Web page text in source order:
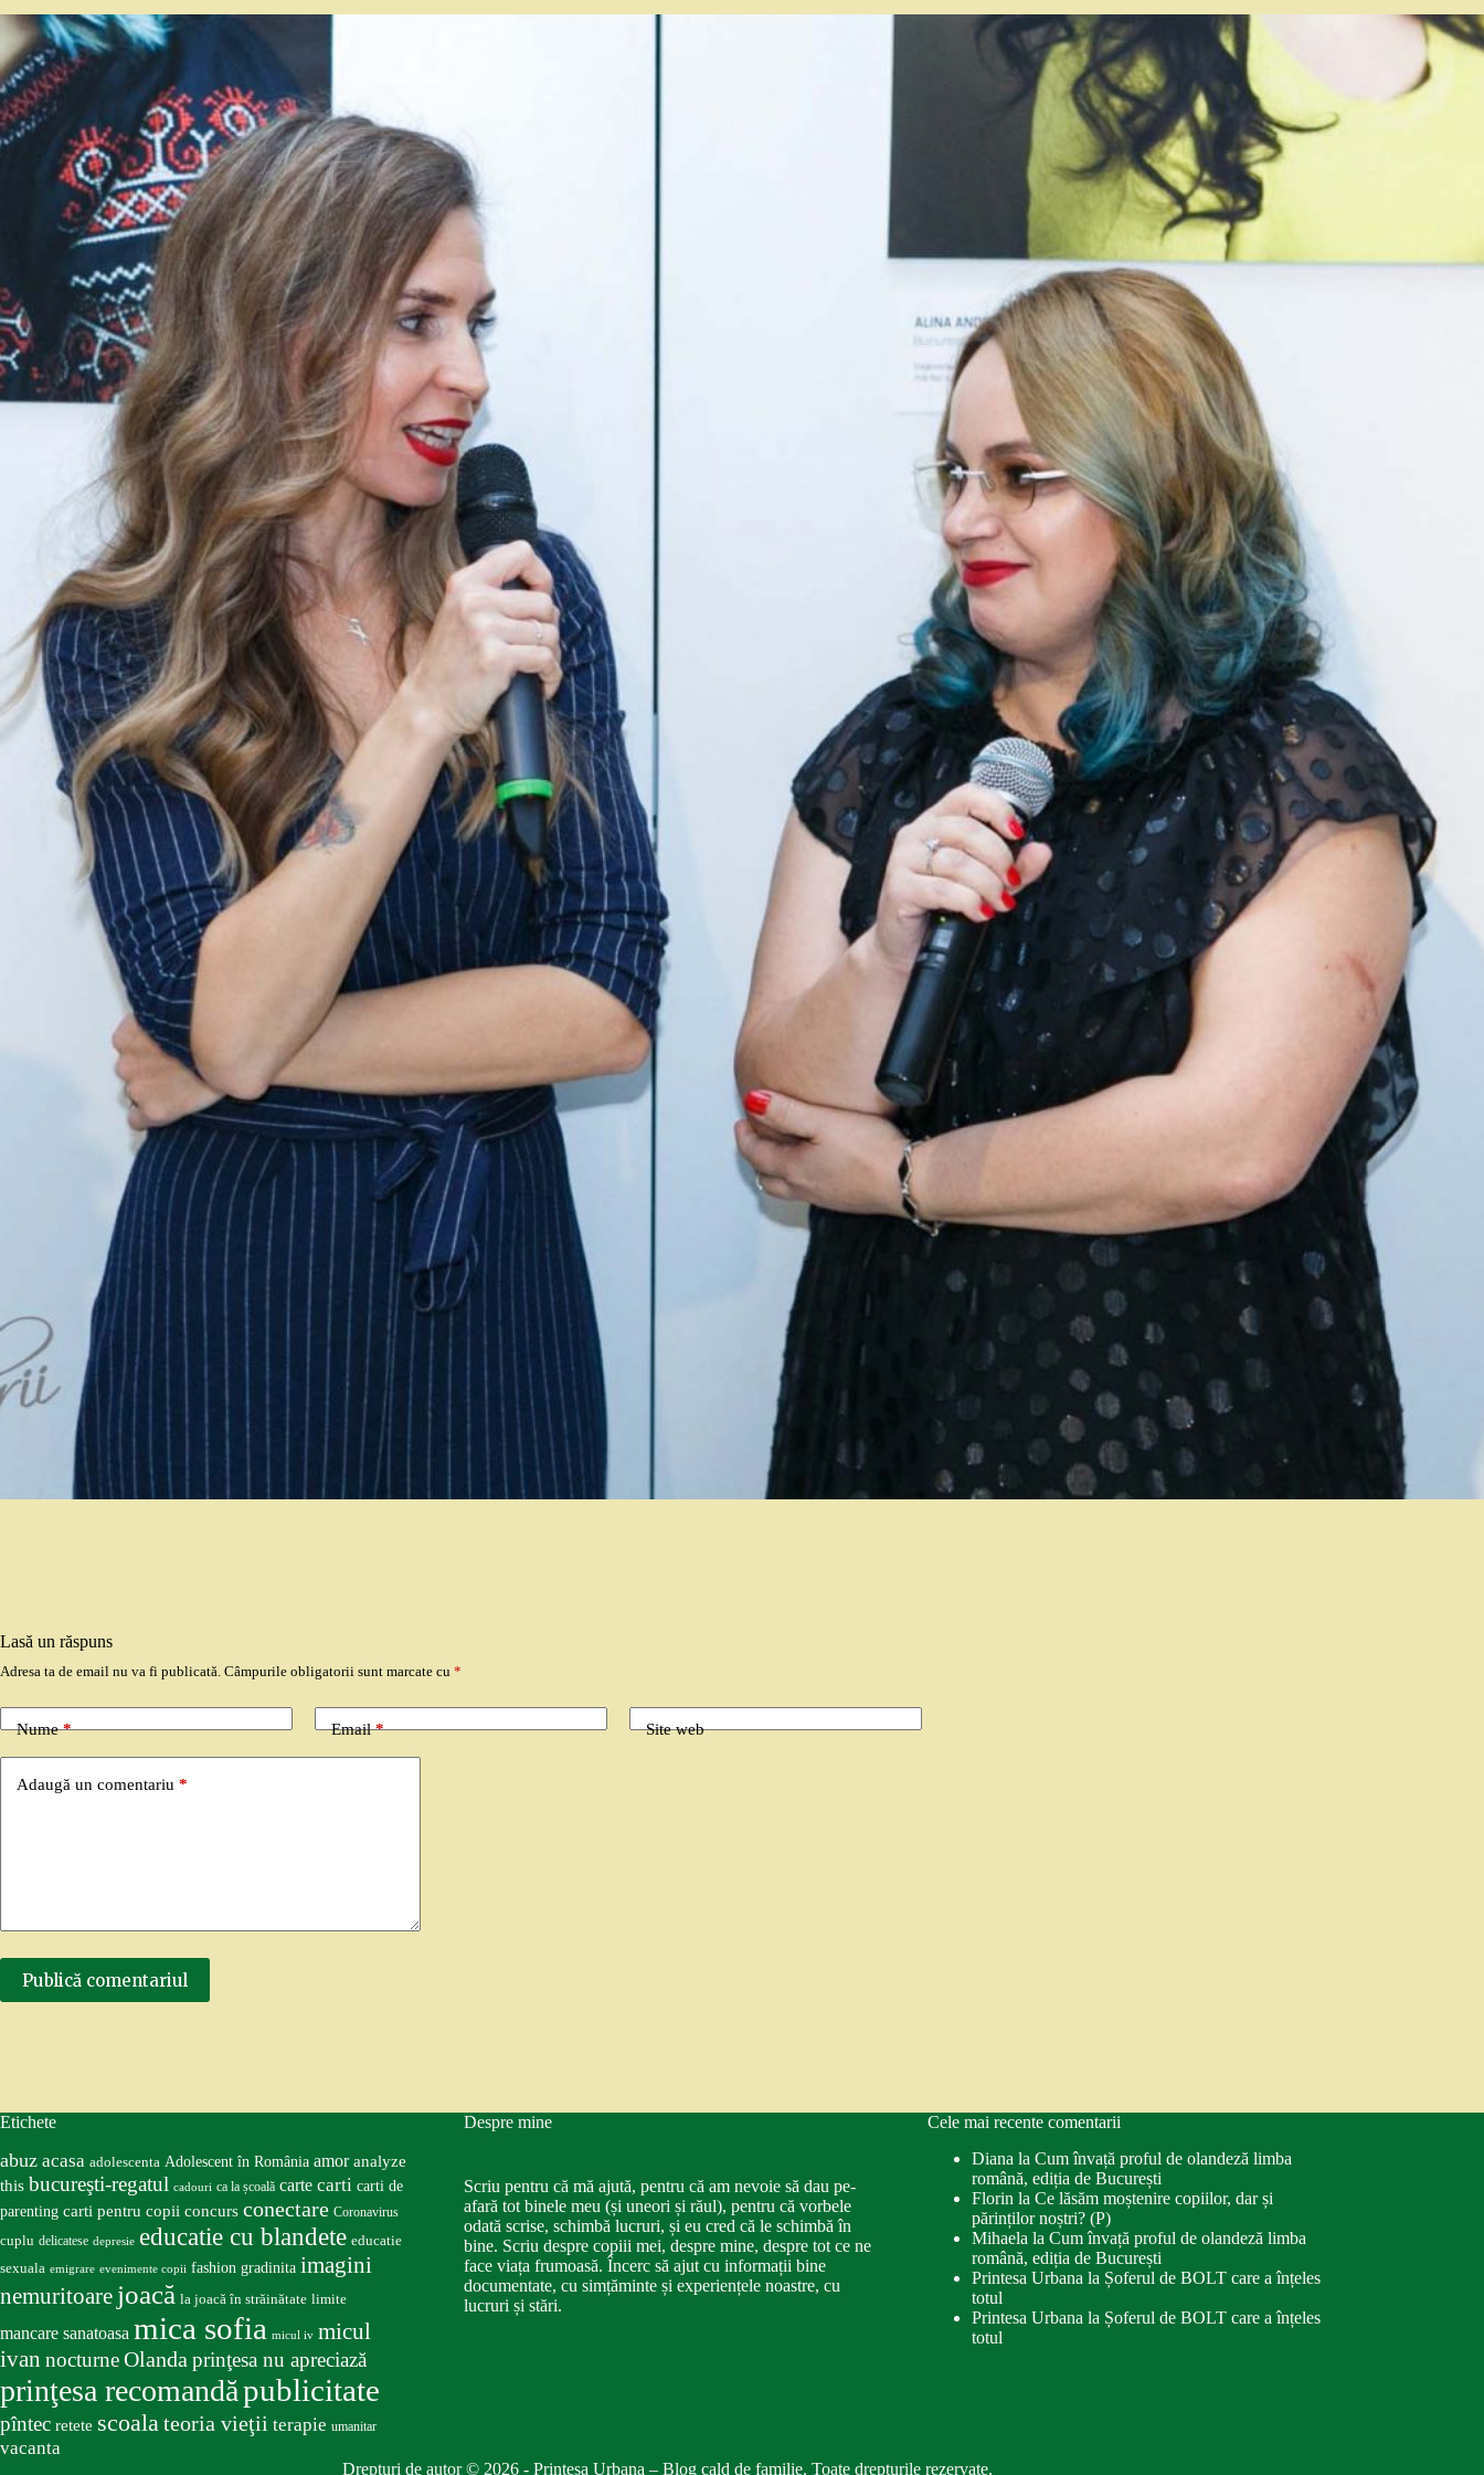
Lasă un răspuns
Adresa ta de email nu va fi publicată. Câmpurile obligatorii sunt marcate cu *
Nume* Email* Site web
Adaugă un comentariu *
Publică comentariul
Etichete
abuz acasa adolescenta Adolescent în România amor analyze
this bucureşti-regatul cadouri ca la școală carte carti carti de
parenting carti pentru copii concurs conectare Coronavirus
cuplu delicatese depresie educatie cu blandete educatie
sexuala emigrare evenimente copii fashion gradinita imagini
nemuritoare joacă la joacă în străinătate limite
mancare sanatoasa mica sofia micul iv micul
ivan nocturneOlanda prinţesa nu apreciază
prinţesa recomandăpublicitate
pîntec retete scoalateoria vieţii terapie umanitar
vacanta
Despre mine
Scriu pentru că mă ajută, pentru că am nevoie să dau pe-
afară tot binele meu (și uneori și răul), pentru că vorbele
odată scrise, schimbă lucruri, și eu cred că le schimbă în
bine. Scriu despre copiii mei, despre mine, despre tot ce ne
face viața frumoasă. Încerc să ajut cu informații bine
documentate, cu simțăminte și experiențele noastre, cu
lucruri și stări.
Cele mai recente comentarii
Diana la Cum învață proful de olandeză limba
română, ediția de București
Florin la Ce lăsăm moștenire copiilor, dar și
părinților noștri? (P)
Mihaela la Cum învață proful de olandeză limba
română, ediția de București
Printesa Urbana la Șoferul de BOLT care a înțeles
totul
Printesa Urbana la Șoferul de BOLT care a înțeles
totul
Drepturi de autor © 2026 - Printesa Urbana – Blog cald de familie. Toate drepturile rezervate.